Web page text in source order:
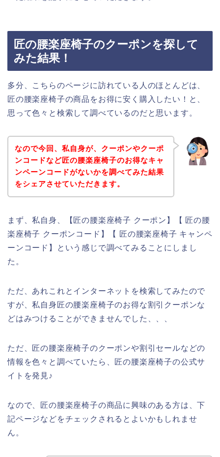
匠の腰楽座椅子のクーポンを探して
みた結果！
多分、こちらのページに訪れている人のほとんどは、
匠の腰楽座椅子の商品をお得に安く購入したい！と、
思って色々と検索して調べているのだと思います。
なので今回、私自身が、クーポンやクーポ
ンコードなど匠の腰楽座椅子のお得なキャ
ンペーンコードがないかを調べてみた結果
をシェアさせていただきます。
まず、私自身、【匠の腰楽座椅子 クーポン】【 匠の腰
楽座椅子 クーポンコード】【 匠の腰楽座椅子 キャンペ
ーンコード】という感じで調べてみることにしまし
た。
ただ、あれこれとインターネットを検索してみたので
すが、私自身匠の腰楽座椅子のお得な割引クーポンな
どはみつけることができませんでした、、、
ただ、匠の腰楽座椅子のクーポンや割引セールなどの
情報を色々と調べていたら、匠の腰楽座椅子の公式サ
イトを発見♪
なので、匠の腰楽座椅子の商品に興味のある方は、下
記ページなどをチェックされるとよいかもしれませ
ん。